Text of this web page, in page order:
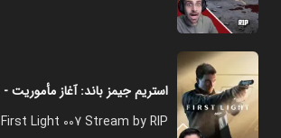
استریم جیمز باند: آغاز مأموریت - RIP
First Light 007 Stream by RIP